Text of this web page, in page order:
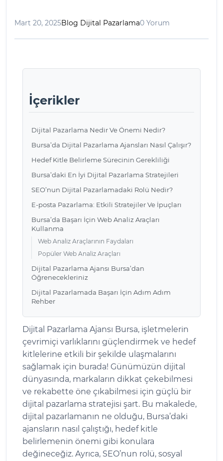
Mart 20, 2025Blog Dijital Pazarlama0 Yorum
İçerikler
Dijital Pazarlama Nedir Ve Önemi Nedir?
Bursa’da Dijital Pazarlama Ajansları Nasıl Çalışır?
Hedef Kitle Belirleme Sürecinin Gerekliliği
Bursa’daki En İyi Dijital Pazarlama Stratejileri
SEO’nun Dijital Pazarlamadaki Rolü Nedir?
E-posta Pazarlama: Etkili Stratejiler Ve İpuçları
Bursa’da Başarı İçin Web Analiz Araçları
Kullanma
Web Analiz Araçlarının Faydaları
Popüler Web Analiz Araçları
Dijital Pazarlama Ajansı Bursa’dan
Öğrenecekleriniz
Dijital Pazarlamada Başarı İçin Adım Adım
Rehber
Dijital Pazarlama Ajansı Bursa, işletmelerin
çevrimiçi varlıklarını güçlendirmek ve hedef
kitlelerine etkili bir şekilde ulaşmalarını
sağlamak için burada! Günümüzün dijital
dünyasında, markaların dikkat çekebilmesi
ve rekabette öne çıkabilmesi için güçlü bir
dijital pazarlama stratejisi şart. Bu makalede,
dijital pazarlamanın ne olduğu, Bursa’daki
ajansların nasıl çalıştığı, hedef kitle
belirlemenin önemi gibi konulara
değineceğiz. Ayrıca, SEO’nun rolü, sosyal